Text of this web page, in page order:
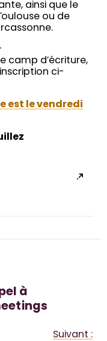
ainsi que le
ou de
camp d’écriture,
ci-
est le vendredi
à
Suivant :